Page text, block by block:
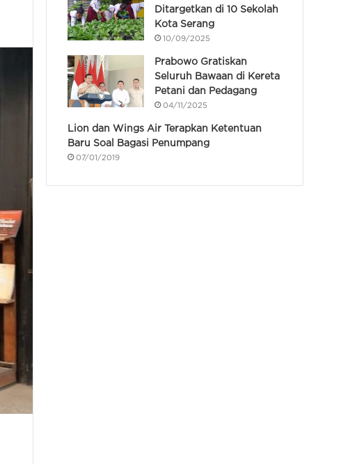
Ditargetkan di 10 Sekolah
Kota Serang
10/09/2025
Prabowo Gratiskan
Seluruh Bawaan di Kereta
Petani dan Pedagang
04/11/2025
Lion dan Wings Air Terapkan Ketentuan
Baru Soal Bagasi Penumpang
07/01/2019